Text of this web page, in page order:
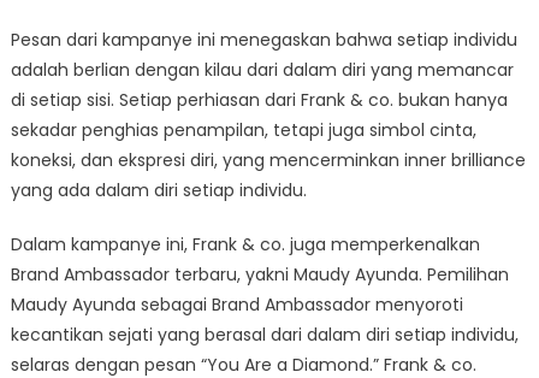
Pesan dari kampanye ini menegaskan bahwa setiap individu
adalah berlian dengan kilau dari dalam diri yang memancar
di setiap sisi. Setiap perhiasan dari Frank & co. bukan hanya
sekadar penghias penampilan, tetapi juga simbol cinta,
koneksi, dan ekspresi diri, yang mencerminkan inner brilliance
yang ada dalam diri setiap individu.
Dalam kampanye ini, Frank & co. juga memperkenalkan
Brand Ambassador terbaru, yakni Maudy Ayunda. Pemilihan
Maudy Ayunda sebagai Brand Ambassador menyoroti
kecantikan sejati yang berasal dari dalam diri setiap individu,
selaras dengan pesan “You Are a Diamond.” Frank & co.